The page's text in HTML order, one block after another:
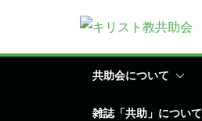
テ
共助会について
雑誌「共助」について